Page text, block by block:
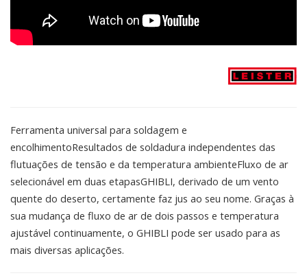
Ferramenta universal para soldagem e
encolhimentoResultados de soldadura independentes das
flutuações de tensão e da temperatura ambienteFluxo de ar
selecionável em duas etapasGHIBLI, derivado de um vento
quente do deserto, certamente faz jus ao seu nome. Graças à
sua mudança de fluxo de ar de dois passos e temperatura
ajustável continuamente, o GHIBLI pode ser usado para as
mais diversas aplicações.